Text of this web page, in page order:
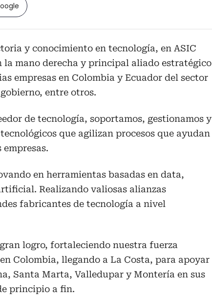
y conocimiento en tecnología, en ASIC
la mano derecha y principal aliado estratégico
empresas en Colombia y Ecuador del sector
entre otros.
de tecnología, soportamos, gestionamos y
que agilizan procesos que ayudan
en herramientas basadas en data,
Realizando valiosas alianzas
fabricantes de tecnología a nivel
logro, fortaleciendo nuestra fuerza
Colombia, llegando a La Costa, para apoyar
Santa Marta, Valledupar y Montería en sus
principio a fin.